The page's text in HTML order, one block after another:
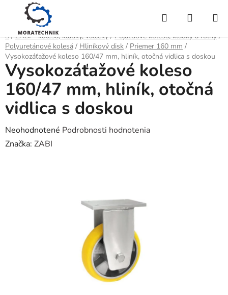
Hľadať
KOŠÍK
Domov
/ ZABI - kolesá, kladky, valčeky / Pojazdové kolesá, kladky a roľny /
Polyuretánové kolesá / Hliníkový disk / Priemer 160 mm /
Vysokozáťažové koleso 160/47 mm, hliník, otočná vidlica s doskou
Vysokozáťažové koleso
160/47 mm, hliník, otočná
vidlica s doskou
Priemerné
hodnotenie
Neohodnotené Podrobnosti hodnotenia
Značka: ZABI